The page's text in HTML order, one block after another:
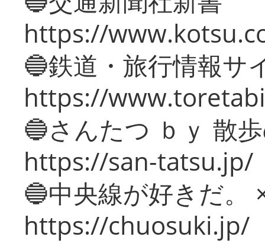
https://
🔵鉄道・旅行情報サ
https://
🔵さんたつ ｂｙ 散
https://san-tatsu.jp/
🔵中央線が好きだ。
https://chuosuki.jp/